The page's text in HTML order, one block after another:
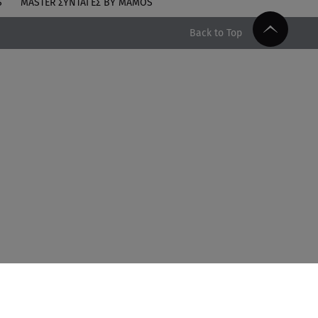
MASTER ΣΥΝΤΑΓΈΣ BY MAMOS
Back to Top